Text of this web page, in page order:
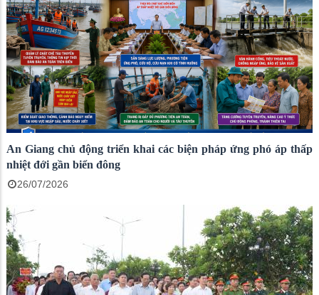
An Giang chủ động triển khai các biện pháp ứng phó áp thấp
nhiệt đới gần biển đông
26/07/2026